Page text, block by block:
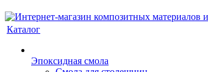
Каталог
Эпоксидная смола